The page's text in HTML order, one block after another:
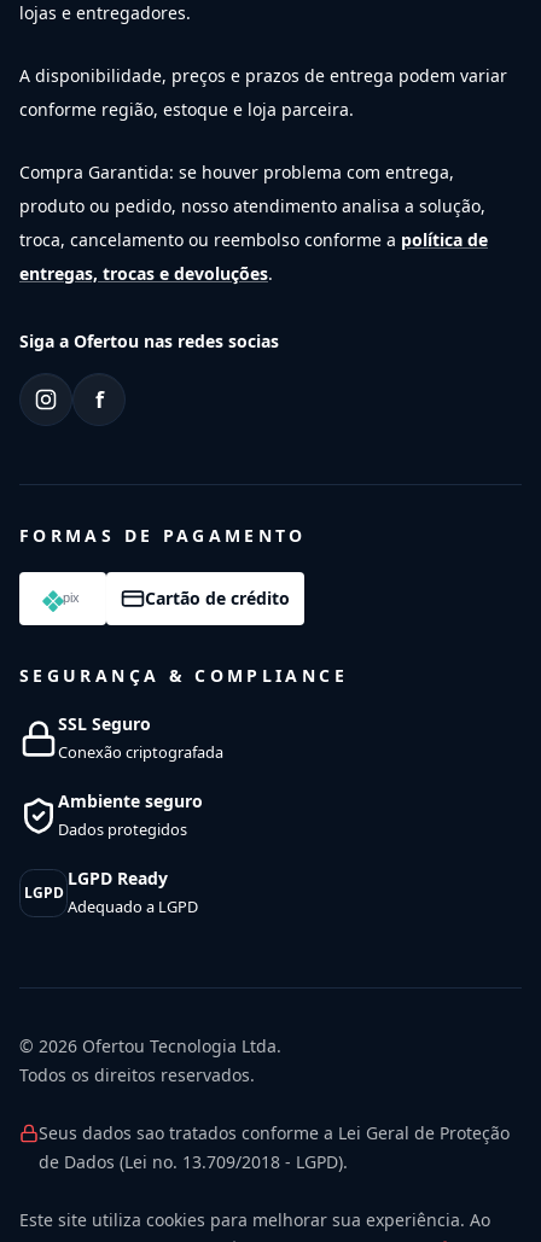
lojas e entregadores.
A disponibilidade, preços e prazos de entrega podem variar
conforme região, estoque e loja parceira.
Compra Garantida: se houver problema com entrega,
produto ou pedido, nosso atendimento analisa a solução,
troca, cancelamento ou reembolso conforme a política de
entregas, trocas e devoluções.
Siga a Ofertou nas redes socias
f
FORMAS DE PAGAMENTO
Cartão de crédito
SEGURANÇA & COMPLIANCE
SSL Seguro
Conexão criptografada
Ambiente seguro
Dados protegidos
LGPD
LGPD Ready
Adequado a LGPD
© 2026 Ofertou Tecnologia Ltda.
Todos os direitos reservados.
Seus dados sao tratados conforme a Lei Geral de Proteção
de Dados (Lei no. 13.709/2018 - LGPD).
Este site utiliza cookies para melhorar sua experiência. Ao